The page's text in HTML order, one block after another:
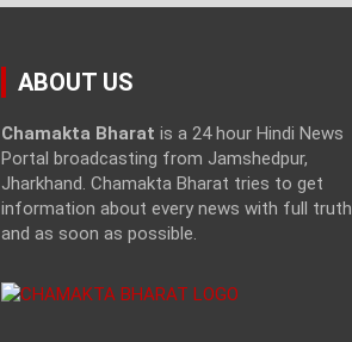
ABOUT US
Chamakta Bharat is a 24 hour Hindi News
Portal broadcasting from Jamshedpur,
Jharkhand. Chamakta Bharat tries to get
information about every news with full truth
and as soon as possible.